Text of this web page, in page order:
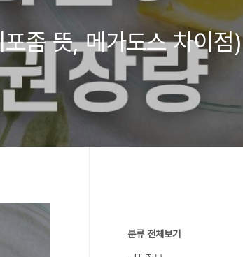
좀 뜻, 메가도스 차이점)
분류 전체보기